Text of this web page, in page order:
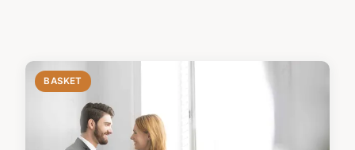
BASKET